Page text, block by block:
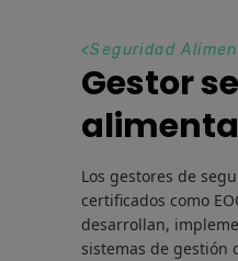
<Seguridad
Gestor
Los gestores de
certificados como
desarrollan,
sistemas de gestión